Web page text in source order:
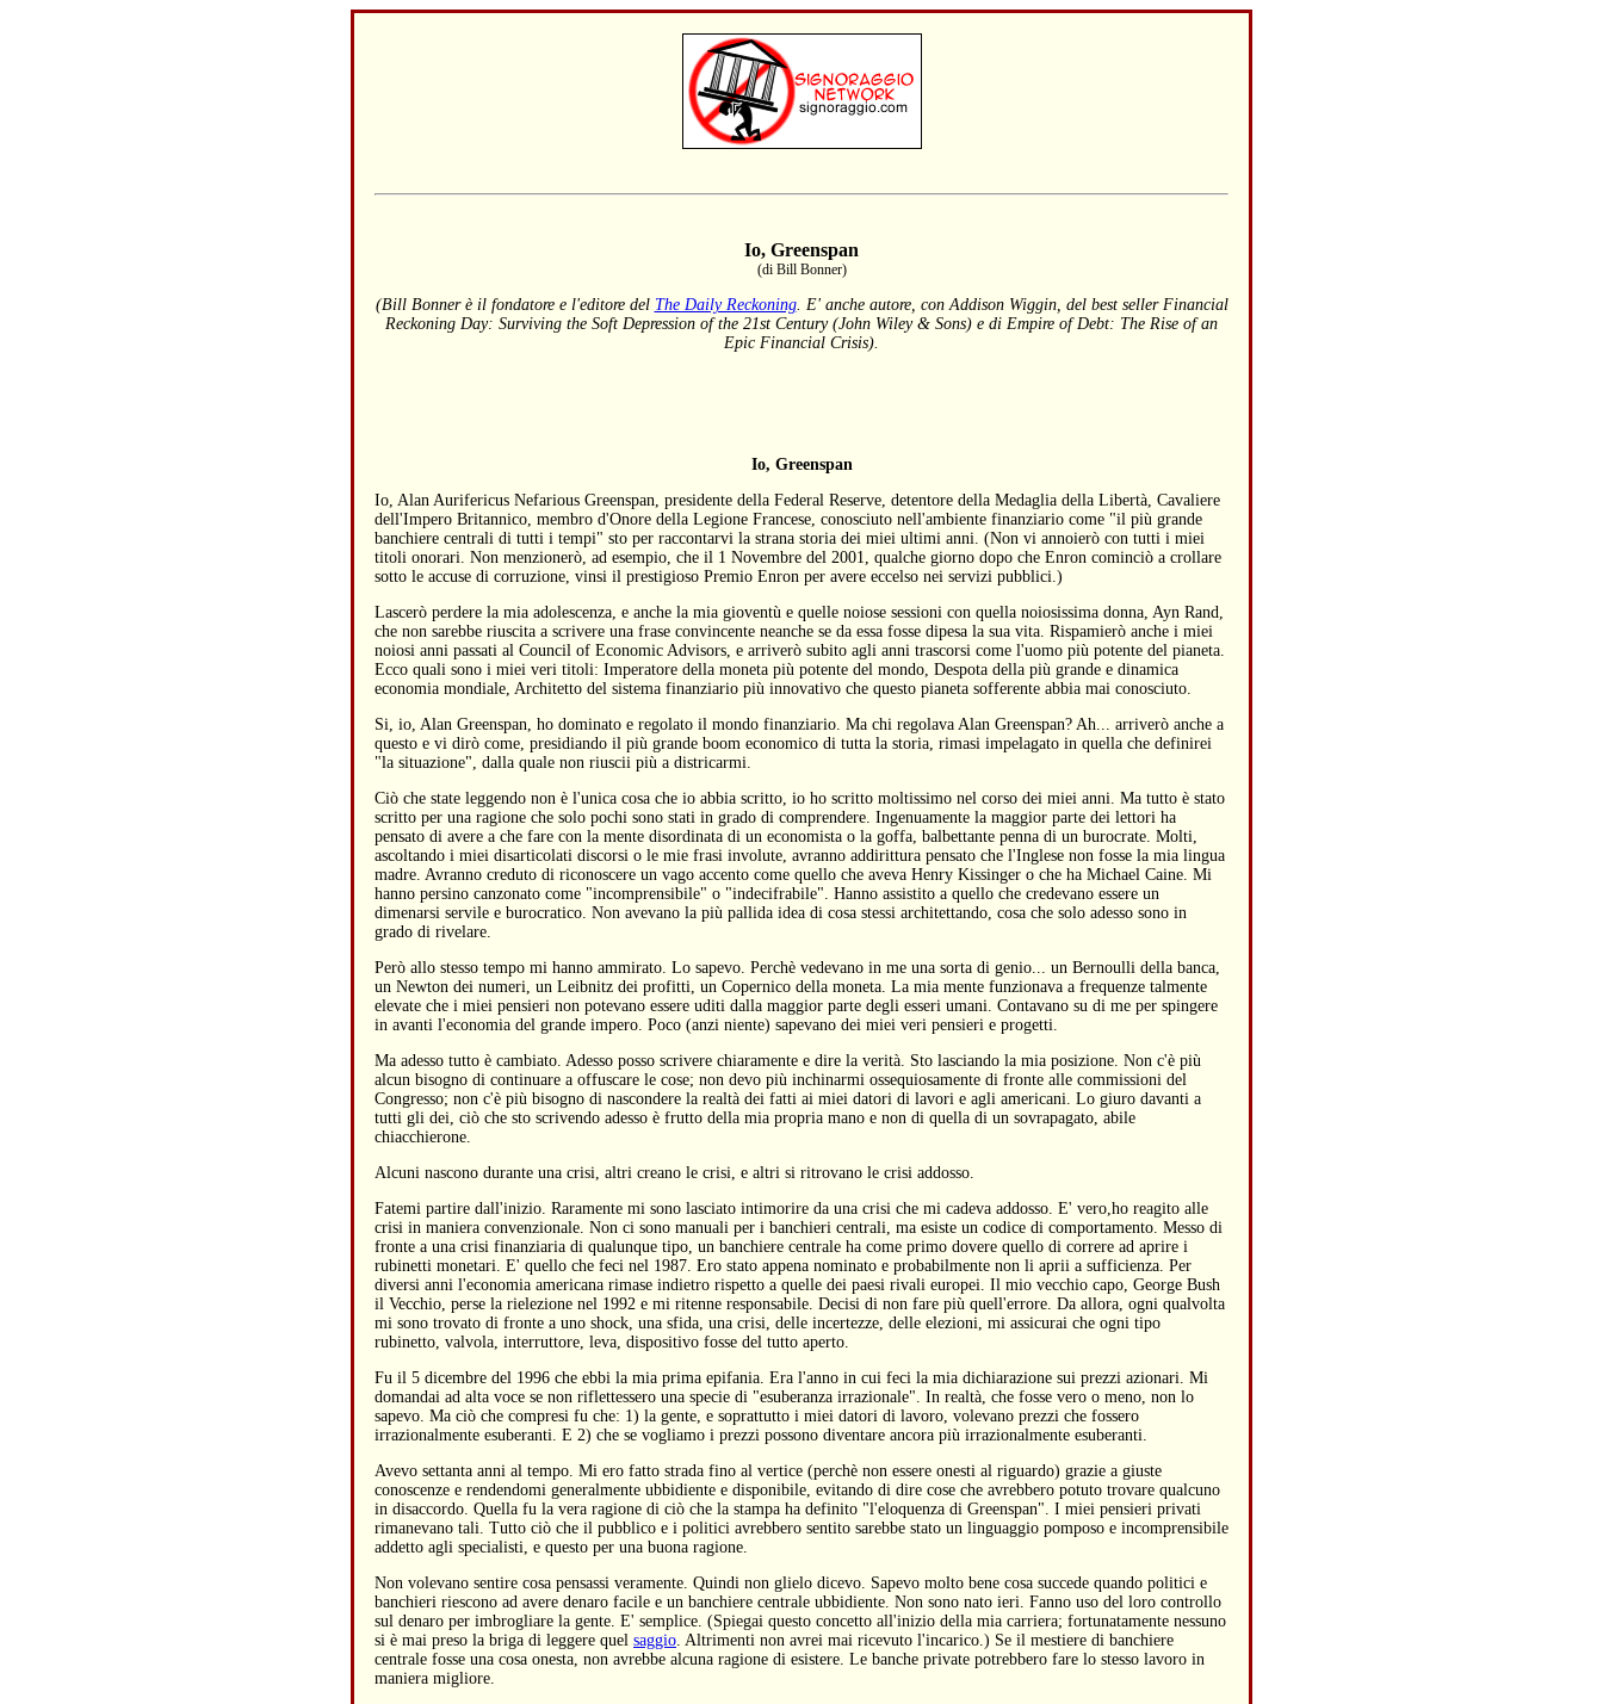
Io, Greenspan
(di Bill Bonner)
(Bill Bonner è il fondatore e l'editore del The Daily Reckoning. E' anche autore, con Addison Wiggin, del best seller Financial
Reckoning Day: Surviving the Soft Depression of the 21st Century (John Wiley & Sons) e di Empire of Debt: The Rise of an
Epic Financial Crisis).
Io, Greenspan
Io, Alan Aurifericus Nefarious Greenspan, presidente della Federal Reserve, detentore della Medaglia della Libertà, Cavaliere
dell'Impero Britannico, membro d'Onore della Legione Francese, conosciuto nell'ambiente finanziario come "il più grande
banchiere centrali di tutti i tempi" sto per raccontarvi la strana storia dei miei ultimi anni. (Non vi annoierò con tutti i miei
titoli onorari. Non menzionerò, ad esempio, che il 1 Novembre del 2001, qualche giorno dopo che Enron cominciò a crollare
sotto le accuse di corruzione, vinsi il prestigioso Premio Enron per avere eccelso nei servizi pubblici.)
Lascerò perdere la mia adolescenza, e anche la mia gioventù e quelle noiose sessioni con quella noiosissima donna, Ayn Rand,
che non sarebbe riuscita a scrivere una frase convincente neanche se da essa fosse dipesa la sua vita. Rispamierò anche i miei
noiosi anni passati al Council of Economic Advisors, e arriverò subito agli anni trascorsi come l'uomo più potente del pianeta.
Ecco quali sono i miei veri titoli: Imperatore della moneta più potente del mondo, Despota della più grande e dinamica
economia mondiale, Architetto del sistema finanziario più innovativo che questo pianeta sofferente abbia mai conosciuto.
Si, io, Alan Greenspan, ho dominato e regolato il mondo finanziario. Ma chi regolava Alan Greenspan? Ah... arriverò anche a
questo e vi dirò come, presidiando il più grande boom economico di tutta la storia, rimasi impelagato in quella che definirei
"la situazione", dalla quale non riuscii più a districarmi.
Ciò che state leggendo non è l'unica cosa che io abbia scritto, io ho scritto moltissimo nel corso dei miei anni. Ma tutto è stato
scritto per una ragione che solo pochi sono stati in grado di comprendere. Ingenuamente la maggior parte dei lettori ha
pensato di avere a che fare con la mente disordinata di un economista o la goffa, balbettante penna di un burocrate. Molti,
ascoltando i miei disarticolati discorsi o le mie frasi involute, avranno addirittura pensato che l'Inglese non fosse la mia lingua
madre. Avranno creduto di riconoscere un vago accento come quello che aveva Henry Kissinger o che ha Michael Caine. Mi
hanno persino canzonato come "incomprensibile" o "indecifrabile". Hanno assistito a quello che credevano essere un
dimenarsi servile e burocratico. Non avevano la più pallida idea di cosa stessi architettando, cosa che solo adesso sono in
grado di rivelare.
Però allo stesso tempo mi hanno ammirato. Lo sapevo. Perchè vedevano in me una sorta di genio... un Bernoulli della banca,
un Newton dei numeri, un Leibnitz dei profitti, un Copernico della moneta. La mia mente funzionava a frequenze talmente
elevate che i miei pensieri non potevano essere uditi dalla maggior parte degli esseri umani. Contavano su di me per spingere
in avanti l'economia del grande impero. Poco (anzi niente) sapevano dei miei veri pensieri e progetti.
Ma adesso tutto è cambiato. Adesso posso scrivere chiaramente e dire la verità. Sto lasciando la mia posizione. Non c'è più
alcun bisogno di continuare a offuscare le cose; non devo più inchinarmi ossequiosamente di fronte alle commissioni del
Congresso; non c'è più bisogno di nascondere la realtà dei fatti ai miei datori di lavori e agli americani. Lo giuro davanti a
tutti gli dei, ciò che sto scrivendo adesso è frutto della mia propria mano e non di quella di un sovrapagato, abile
chiacchierone.
Alcuni nascono durante una crisi, altri creano le crisi, e altri si ritrovano le crisi addosso.
Fatemi partire dall'inizio. Raramente mi sono lasciato intimorire da una crisi che mi cadeva addosso. E' vero,ho reagito alle
crisi in maniera convenzionale. Non ci sono manuali per i banchieri centrali, ma esiste un codice di comportamento. Messo di
fronte a una crisi finanziaria di qualunque tipo, un banchiere centrale ha come primo dovere quello di correre ad aprire i
rubinetti monetari. E' quello che feci nel 1987. Ero stato appena nominato e probabilmente non li aprii a sufficienza. Per
diversi anni l'economia americana rimase indietro rispetto a quelle dei paesi rivali europei. Il mio vecchio capo, George Bush
il Vecchio, perse la rielezione nel 1992 e mi ritenne responsabile. Decisi di non fare più quell'errore. Da allora, ogni qualvolta
mi sono trovato di fronte a uno shock, una sfida, una crisi, delle incertezze, delle elezioni, mi assicurai che ogni tipo
rubinetto, valvola, interruttore, leva, dispositivo fosse del tutto aperto.
Fu il 5 dicembre del 1996 che ebbi la mia prima epifania. Era l'anno in cui feci la mia dichiarazione sui prezzi azionari. Mi
domandai ad alta voce se non riflettessero una specie di "esuberanza irrazionale". In realtà, che fosse vero o meno, non lo
sapevo. Ma ciò che compresi fu che: 1) la gente, e soprattutto i miei datori di lavoro, volevano prezzi che fossero
irrazionalmente esuberanti. E 2) che se vogliamo i prezzi possono diventare ancora più irrazionalmente esuberanti.
Avevo settanta anni al tempo. Mi ero fatto strada fino al vertice (perchè non essere onesti al riguardo) grazie a giuste
conoscenze e rendendomi generalmente ubbidiente e disponibile, evitando di dire cose che avrebbero potuto trovare qualcuno
in disaccordo. Quella fu la vera ragione di ciò che la stampa ha definito "l'eloquenza di Greenspan". I miei pensieri privati
rimanevano tali. Tutto ciò che il pubblico e i politici avrebbero sentito sarebbe stato un linguaggio pomposo e incomprensibile
addetto agli specialisti, e questo per una buona ragione.
Non volevano sentire cosa pensassi veramente. Quindi non glielo dicevo. Sapevo molto bene cosa succede quando politici e
banchieri riescono ad avere denaro facile e un banchiere centrale ubbidiente. Non sono nato ieri. Fanno uso del loro controllo
sul denaro per imbrogliare la gente. E' semplice. (Spiegai questo concetto all'inizio della mia carriera; fortunatamente nessuno
si è mai preso la briga di leggere quel saggio. Altrimenti non avrei mai ricevuto l'incarico.) Se il mestiere di banchiere
centrale fosse una cosa onesta, non avrebbe alcuna ragione di esistere. Le banche private potrebbero fare lo stesso lavoro in
maniera migliore.